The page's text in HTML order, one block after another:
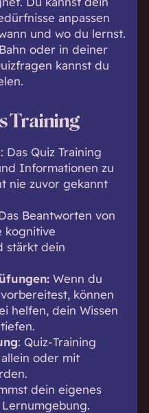
anpassen
und wo du lernst.
oder in deiner
kannst du
Training
: Das Quiz Training
Informationen zu
nie zuvor gekannt
Beantworten von
kognitive
stärkt dein
Wenn du
können
helfen, dein Wissen
: Quiz-Training
oder mit
dein eigenes